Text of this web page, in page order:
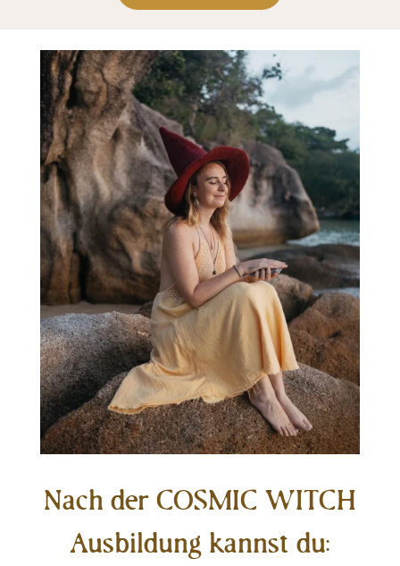
Nach der COSMIC WITCH
Ausbildung kannst du: